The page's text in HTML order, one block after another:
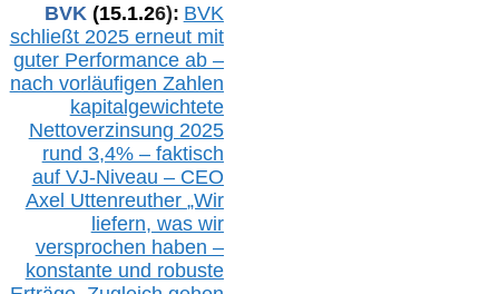
BVK (15.1.26): BVK
schließt 2025 erneut mit
guter Performance ab –
nach vorläufigen Zahlen
kapitalgewichtete
Nettoverzinsung 2025
rund 3,4% – faktisch
auf VJ-Niveau – CEO
Axel Uttenreuther „Wir
liefern, was wir
versprochen haben –
konstante und robuste